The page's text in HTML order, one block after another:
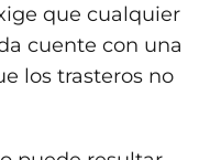
que cualquier
cuente con una
los trasteros no